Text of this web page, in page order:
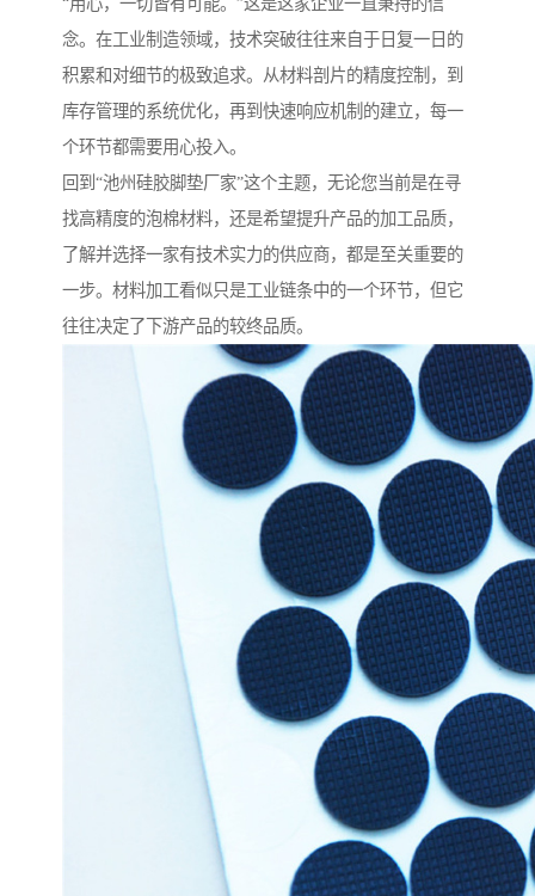
念。在工业制造领域，技术突破往往来自于日复一日的
积累和对细节的极致追求。从材料剖片的精度控制，到
库存管理的系统优化，再到快速响应机制的建立，每一
个环节都需要用心投入。
回到“池州硅胶脚垫厂家”这个主题，无论您当前是在寻
找高精度的泡棉材料，还是希望提升产品的加工品质，
了解并选择一家有技术实力的供应商，都是至关重要的
一步。材料加工看似只是工业链条中的一个环节，但它
往往决定了下游产品的较终品质。